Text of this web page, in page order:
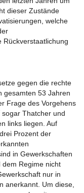
dieser Zustände
welche
Rückverstaatlichung
gegen die rechte
gesamten 53 Jahren
Frage des Vorgehens
Thatcher und
links liegen. Auf
Prozent der
in Gewerkschaften
Regime nicht
nur in
anerkannt. Um diese,